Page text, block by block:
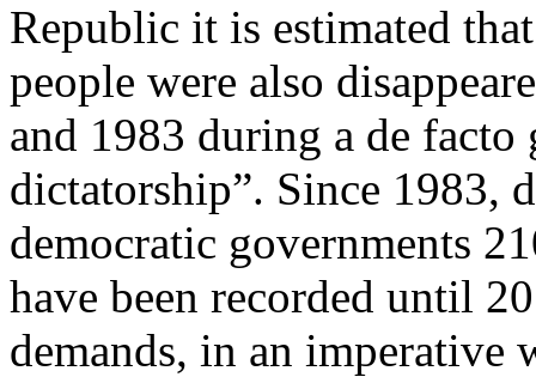
Republic it is estimated
people were also
and 1983 during a de
dictatorship”. Since 1983,
democratic governments
have been recorded until
demands, in an imperative